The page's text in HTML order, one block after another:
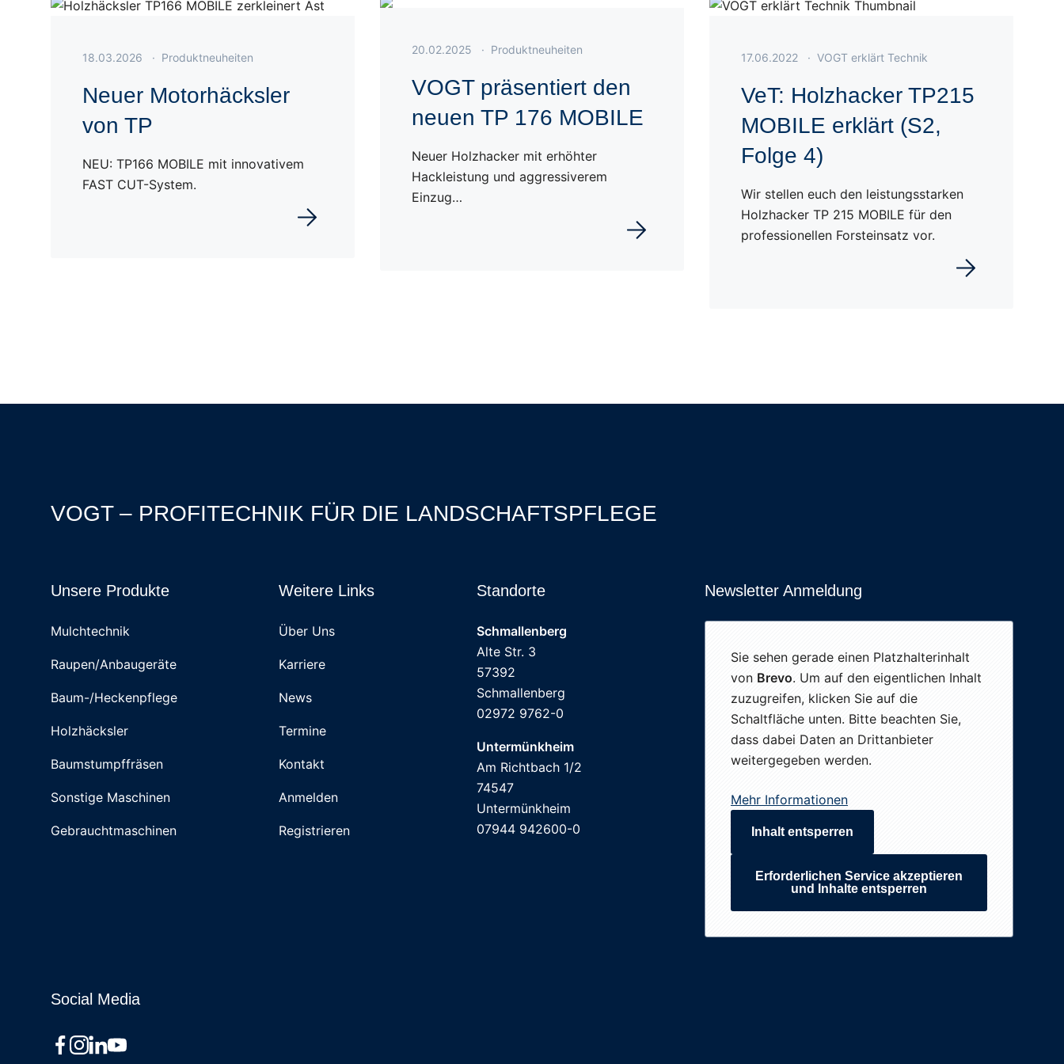
Veröffentlicht am 18.03.2026
18.03.2026 · Produktneuheiten
Neuer Motorhäcksler
von TP
NEU: TP166 MOBILE mit innovativem
FAST CUT-System.
Weiterlesen
Veröffentlicht am 20.02.2025
20.02.2025 · Produktneuheiten
VOGT präsentiert den
neuen TP 176 MOBILE
Neuer Holzhacker mit erhöhter
Hackleistung und aggressiverem
Einzug…
Weiterlesen
Veröffentlicht am 17.06.2022
17.06.2022 · VOGT erklärt Technik
VeT: Holzhacker TP215
MOBILE erklärt (S2,
Folge 4)
Wir stellen euch den leistungsstarken
Holzhacker TP 215 MOBILE für den
professionellen Forsteinsatz vor.
Weiterlesen
VOGT – PROFITECHNIK FÜR DIE LANDSCHAFTSPFLEGE
Unsere Produkte
Mulchtechnik
Raupen/Anbaugeräte
Baum-/Heckenpflege
Holzhäcksler
Baumstumpffräsen
Sonstige Maschinen
Gebrauchtmaschinen
Weitere Links
Über Uns
Karriere
News
Termine
Kontakt
Anmelden
Registrieren
Standorte
Schmallenberg
Alte Str. 3
57392
Schmallenberg
02972 9762-0
Untermünkheim
Am Richtbach 1/2
74547
Untermünkheim
07944 942600-0
Newsletter Anmeldung
Sie sehen gerade einen Platzhalterinhalt
von Brevo. Um auf den eigentlichen Inhalt
zuzugreifen, klicken Sie auf die
Schaltfläche unten. Bitte beachten Sie,
dass dabei Daten an Drittanbieter
weitergegeben werden.
Mehr Informationen
Inhalt entsperren
Erforderlichen Service akzeptieren
und Inhalte entsperren
Social Media